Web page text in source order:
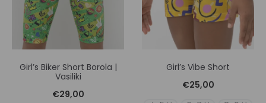
Girl’s Biker Short Borola |
Vasiliki
€29,00
Girl’s Vibe Short
€25,00